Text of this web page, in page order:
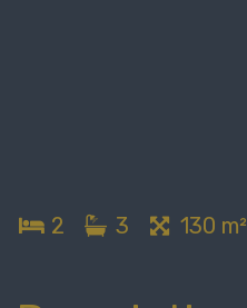
2 3 130 m²